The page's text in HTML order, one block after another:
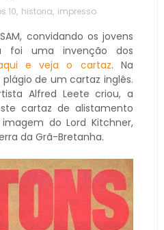
10, historia, impresso
convidando os jovens
foi uma invenção dos
e veja o cartaz. Na
de um cartaz inglês.
Alfred Leete criou, a
cartaz de alistamento
do Lord Kitchner,
da Grã-Bretanha.